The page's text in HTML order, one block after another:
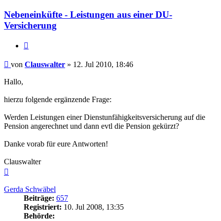
Nebeneinküfte - Leistungen aus einer DU-
Versicherung
Beitrag
von Clauswalter » 12. Jul 2010, 18:46
Hallo,
hierzu folgende ergänzende Frage:
Werden Leistungen einer Dienstunfähigkeitsversicherung auf die
Pension angerechnet und dann evtl die Pension gekürzt?
Danke vorab für eure Antworten!
Clauswalter
Gerda Schwäbel
Beiträge: 657
Registriert: 10. Jul 2008, 13:35
Behörde: